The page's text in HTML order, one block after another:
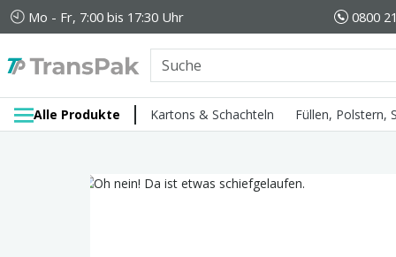
Mo - Fr, 7:00 bis 17:30 Uhr 0800
Alle Produkte Kartons & Schachteln Füllen, Polstern,